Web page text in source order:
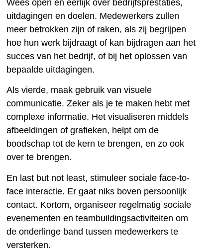
Wees open en eerlijk over bedrijfsprestaties,
uitdagingen en doelen. Medewerkers zullen
meer betrokken zijn of raken, als zij begrijpen
hoe hun werk bijdraagt of kan bijdragen aan het
succes van het bedrijf, of bij het oplossen van
bepaalde uitdagingen.
Als vierde, maak gebruik van visuele
communicatie. Zeker als je te maken hebt met
complexe informatie. Het visualiseren middels
afbeeldingen of grafieken, helpt om de
boodschap tot de kern te brengen, en zo ook
over te brengen.
En last but not least, stimuleer sociale face-to-
face interactie. Er gaat niks boven persoonlijk
contact. Kortom, organiseer regelmatig sociale
evenementen en teambuildingsactiviteiten om
de onderlinge band tussen medewerkers te
versterken.